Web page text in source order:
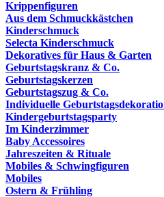
Krippenfiguren
Aus dem Schmuckkästchen
Kinderschmuck
Selecta Kinderschmuck
Dekoratives für Haus & Garten
Geburtstagskranz & Co.
Geburtstagskerzen
Geburtstagszug & Co.
Individuelle
Kindergeburtstagsparty
Im Kinderzimmer
Baby Accessoires
Jahreszeiten & Rituale
Mobiles & Schwingfiguren
Mobiles
Ostern & Frühling